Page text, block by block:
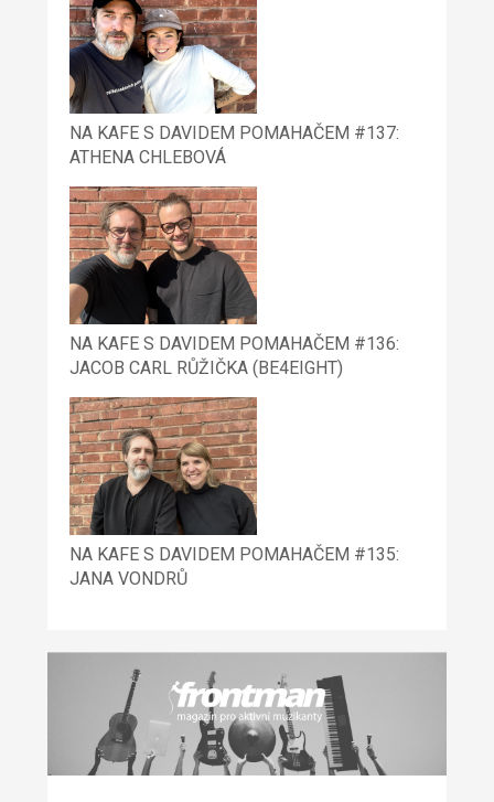
NA KAFE S DAVIDEM POMAHAČEM #137:
ATHENA CHLEBOVÁ
NA KAFE S DAVIDEM POMAHAČEM #136:
JACOB CARL RŮŽIČKA (BE4EIGHT)
NA KAFE S DAVIDEM POMAHAČEM #135:
JANA VONDRŮ